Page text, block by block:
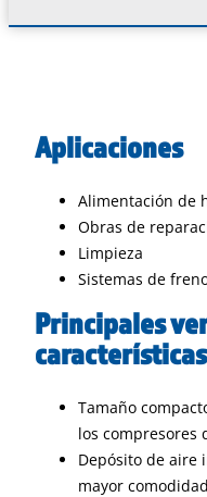
Aplicaciones
Alimentación de
Obras de
Limpieza
Sistemas de
Principales
características
Tamaño
los compresores
Depósito de aire
mayor comodidad